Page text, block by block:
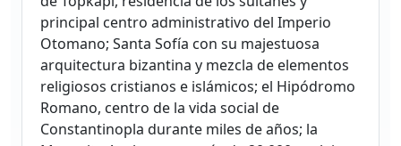
principal centro administrativo del Imperio
Otomano; Santa Sofía con su majestuosa
arquitectura bizantina y mezcla de elementos
religiosos cristianos e islámicos; el Hipódromo
Romano, centro de la vida social de
Constantinopla durante miles de años; la